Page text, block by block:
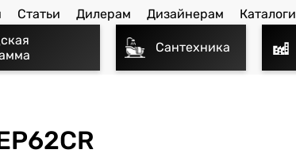
Статьи Дилерам Дизайнерам Каталоги
Сантехника